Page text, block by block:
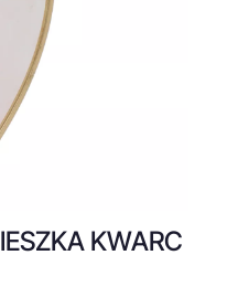
KWARC